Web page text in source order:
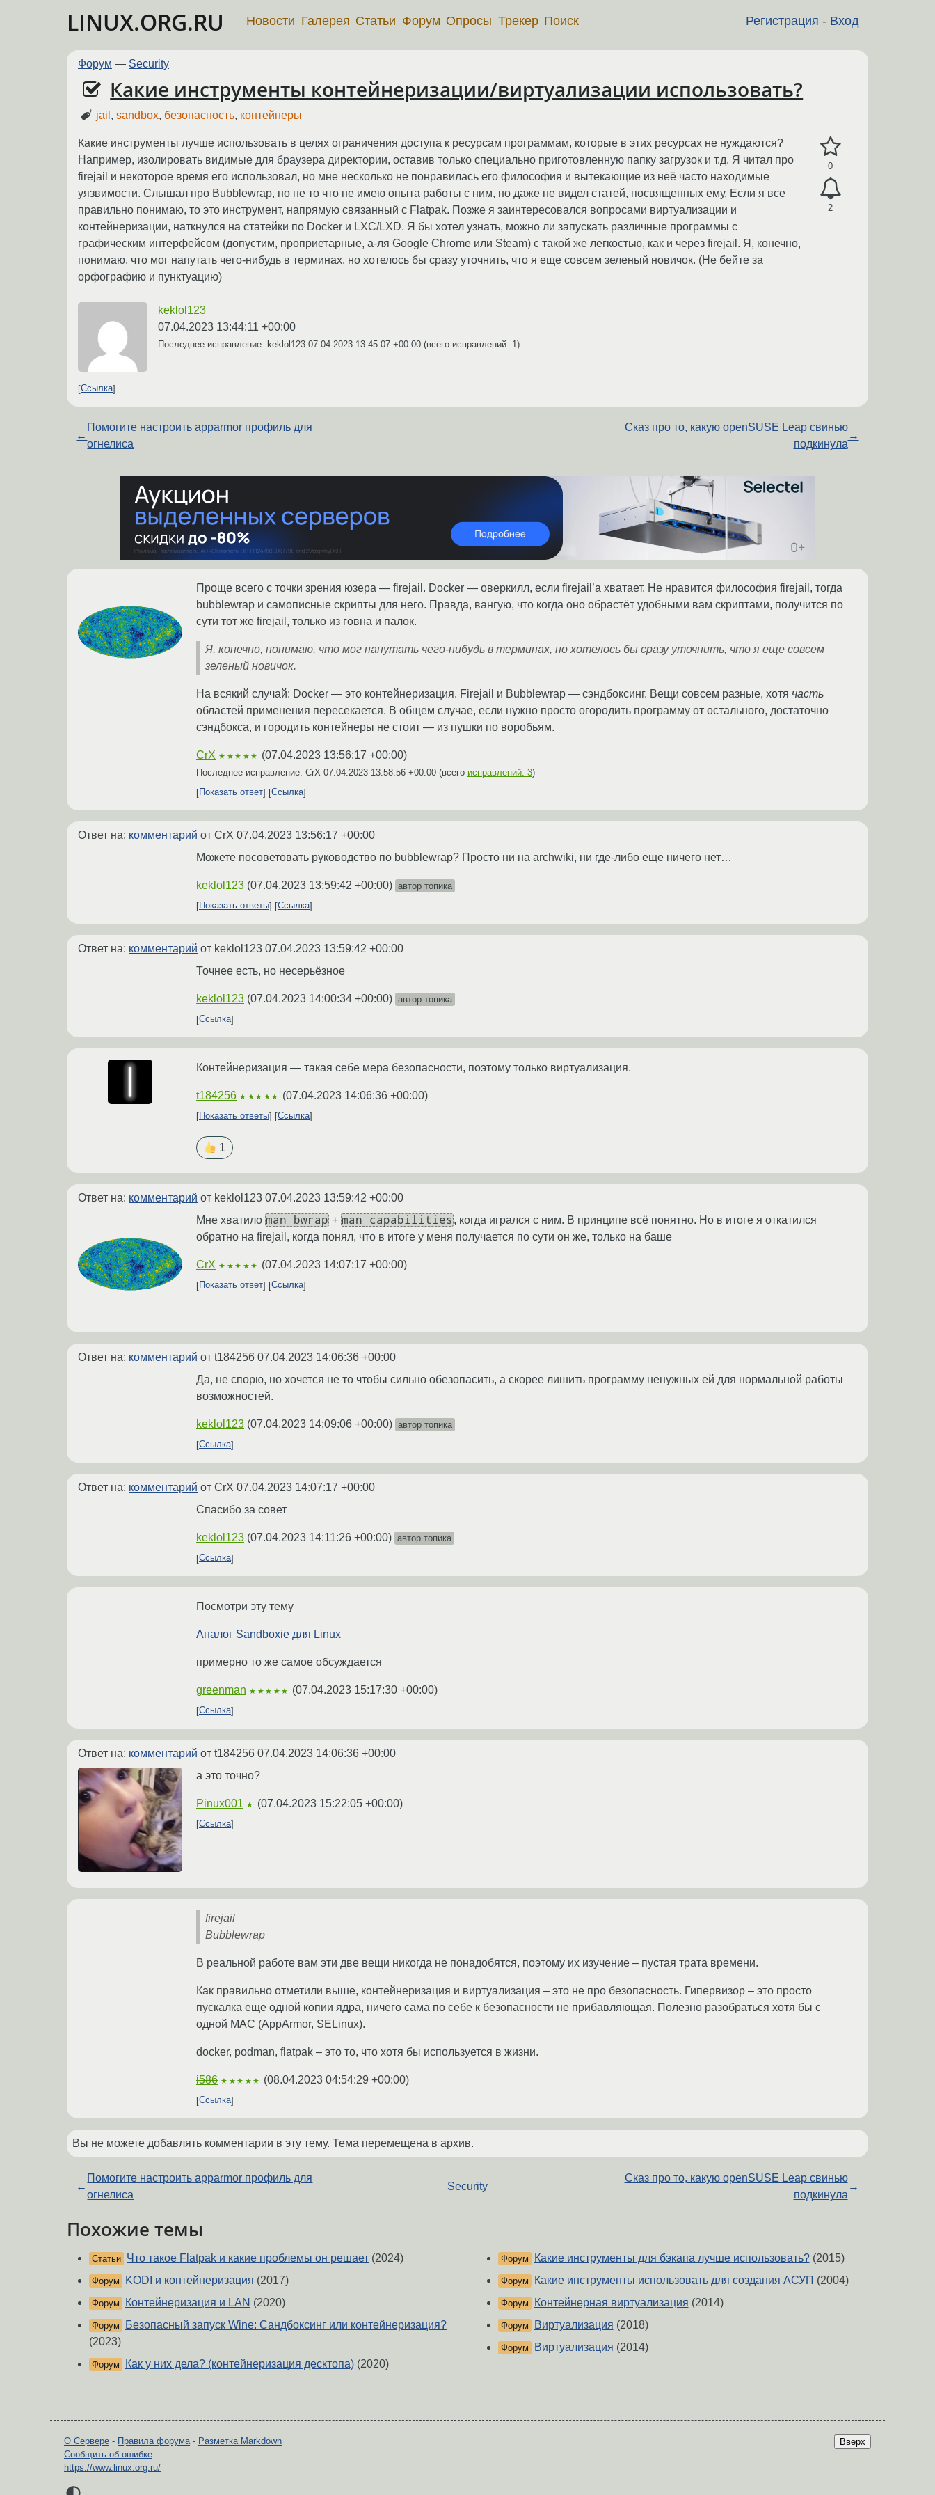
LINUX.ORG.RU Регистрация - Вход
Новости Галерея Статьи Форум Опросы Трекер Поиск
Форум — Security
Какие инструменты контейнеризации/виртуализации использовать?
jail ,sandbox, безопасность, контейнеры
0
2
Какие инструменты лучше использовать в целях ограничения доступа к ресурсам программам, которые в этих ресурсах не нуждаются?
Например, изолировать видимые для браузера директории, оставив только специально приготовленную папку загрузок и т.д. Я читал про
firejail и некоторое время его использовал, но мне несколько не понравилась его философия и вытекающие из неё часто находимые
уязвимости. Слышал про Bubblewrap, но не то что не имею опыта работы с ним, но даже не видел статей, посвященных ему. Если я все
правильно понимаю, то это инструмент, напрямую связанный с Flatpak. Позже я заинтересовался вопросами виртуализации и
контейнеризации, наткнулся на статейки по Docker и LXC/LXD. Я бы хотел узнать, можно ли запускать различные программы с
графическим интерфейсом (допустим, проприетарные, а-ля Google Chrome или Steam) с такой же легкостью, как и через firejail. Я, конечно,
понимаю, что мог напутать чего-нибудь в терминах, но хотелось бы сразу уточнить, что я еще совсем зеленый новичок. (Не бейте за
орфографию и пунктуацию)
keklol123
07.04.2023 13:44:11 +00:00
Последнее исправление: keklol123 07.04.2023 13:45:07 +00:00 (всего исправлений: 1)
Ссылка
←
Помогите настроить apparmor профиль для
огнелиса
Сказ про то, какую openSUSE Leap свинью
подкинула
→
Проще всего с точки зрения юзера — firejail. Docker — оверкилл, если firejail’а хватает. Не нравится философия firejail, тогда
bubblewrap и самописные скрипты для него. Правда, вангую, что когда оно обрастёт удобными вам скриптами, получится по
сути тот же firejail, только из говна и палок.
Я, конечно, понимаю, что мог напутать чего-нибудь в терминах, но хотелось бы сразу уточнить, что я еще совсем
зеленый новичок.
На всякий случай: Docker — это контейнеризация. Firejail и Bubblewrap — сэндбоксинг. Вещи совсем разные, хотя часть
областей применения пересекается. В общем случае, если нужно просто огородить программу от остального, достаточно
сэндбокса, и городить контейнеры не стоит — из пушки по воробьям.
CrX ★★★★★ (07.04.2023 13:56:17 +00:00)
Последнее исправление: CrX 07.04.2023 13:58:56 +00:00 (всего исправлений: 3)
Показать ответ
Ссылка
Ответ на: комментарий от CrX 07.04.2023 13:56:17 +00:00
Можете посоветовать руководство по bubblewrap? Просто ни на archwiki, ни где-либо еще ничего нет…
keklol123 (07.04.2023 13:59:42 +00:00) автор топика
Показать ответы
Ссылка
Ответ на: комментарий от keklol123 07.04.2023 13:59:42 +00:00
Точнее есть, но несерьёзное
keklol123 (07.04.2023 14:00:34 +00:00) автор топика
Ссылка
Контейнеризация — такая себе мера безопасности, поэтому только виртуализация.
t184256 ★★★★★ (07.04.2023 14:06:36 +00:00)
Показать ответы Ссылка
1
Ответ на: комментарий от keklol123 07.04.2023 13:59:42 +00:00
Мне хватило man bwrap + man capabilities , когда игрался с ним. В принципе всё понятно. Но в итоге я откатился
обратно на firejail, когда понял, что в итоге у меня получается по сути он же, только на баше
CrX ★★★★★ (07.04.2023 14:07:17 +00:00)
Показать ответ Ссылка
Ответ на: комментарий от t184256 07.04.2023 14:06:36 +00:00
Да, не спорю, но хочется не то чтобы сильно обезопасить, а скорее лишить программу ненужных ей для нормальной работы
возможностей.
keklol123 (07.04.2023 14:09:06 +00:00) автор топика
Ссылка
Ответ на: комментарий от CrX 07.04.2023 14:07:17 +00:00
Спасибо за совет
keklol123 (07.04.2023 14:11:26 +00:00) автор топика
Ссылка
Посмотри эту тему
Аналог Sandboxie для Linux
примерно то же самое обсуждается
greenman ★★★★★ (07.04.2023 15:17:30 +00:00)
Ссылка
Ответ на: комментарий от t184256 07.04.2023 14:06:36 +00:00
а это точно?
Pinux001 ★ (07.04.2023 15:22:05 +00:00)
Ссылка
firejail
Bubblewrap
В реальной работе вам эти две вещи никогда не понадобятся, поэтому их изучение – пустая трата времени.
Как правильно отметили выше, контейнеризация и виртуализация – это не про безопасность. Гипервизор – это просто
пускалка еще одной копии ядра, ничего сама по себе к безопасности не прибавляющая. Полезно разобраться хотя бы с
одной MAC (AppArmor, SELinux).
docker, podman, flatpak – это то, что хотя бы используется в жизни.
i586 ★★★★★ (08.04.2023 04:54:29 +00:00)
Ссылка
Вы не можете добавлять комментарии в эту тему. Тема перемещена в архив.
←
Помогите настроить apparmor профиль для
огнелиса
Security
Сказ про то, какую openSUSE Leap свинью
подкинула
→
Похожие темы
Статьи Что такое Flatpak и какие проблемы он решает (2024)
Форум KODI и контейнеризация (2017)
Форум Контейнеризация и LAN (2020)
Форум
Безопасный запуск Wine: Сандбоксинг или контейнеризация?
(2023)
Форум Как у них дела? (контейнеризация десктопа) (2020)
Форум Какие инструменты для бэкапа лучше использовать?(2015)
Форум Какие инструменты использовать для создания АСУП (2004)
Форум Контейнерная виртуализация (2014)
Форум Виртуализация (2018)
Форум Виртуализация (2014)
Вверх
О Сервере - Правила форума- Разметка Markdown
Сообщить об ошибке
https://www.linux.org.ru/